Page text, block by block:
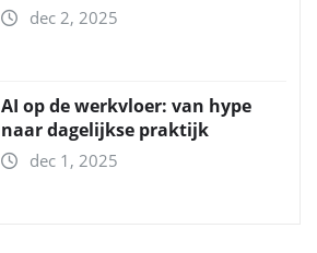
dec 2, 2025
AI op de werkvloer: van hype
naar dagelijkse praktijk
dec 1, 2025